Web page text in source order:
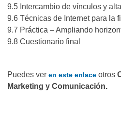
9.5 Intercambio de vínculos y
9.6 Técnicas de Internet para la
9.7 Práctica – Ampliando
9.8 Cuestionario final
Puedes ver en este enlace otros
Marketing y Comunicación.